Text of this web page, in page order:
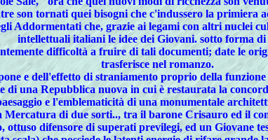
son tornati quei bisogni che c'indussero la primiera
Addormentati che, grazie ai legami con altri nuclei
intellettuali italiani le idee dei Giovani. sotto forma
difficoltà a fruire di tali documenti; date le
trasferisce nel romanzo.
e dell'effetto di straniamento proprio della
una Repubblica nuova in cui è restaurata la
e l'emblematicità di una monumentale
di due sorti.., tra il barone Crisauro ed il
difensore di superati previlegi, ed un Giovane